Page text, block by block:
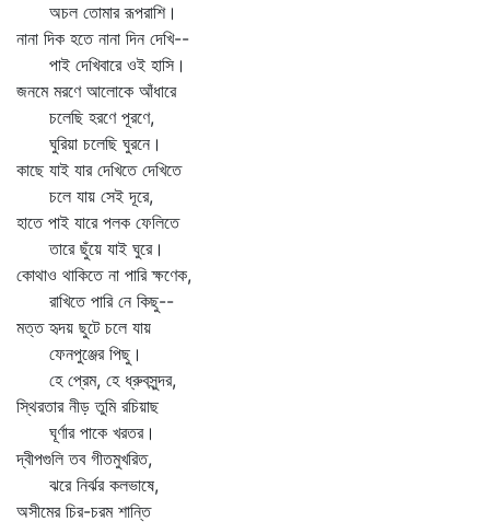
অচল তোমার রূপরাশি।
নানা দিক হতে নানা দিন দেখি--
পাই দেখিবারে ওই হাসি।
জনমে মরণে আলোকে আঁধারে
চলেছি হরণে পূরণে,
ঘুরিয়া চলেছি ঘুরনে।
কাছে যাই যার দেখিতে দেখিতে
চলে যায় সেই দূরে,
হাতে পাই যারে পলক ফেলিতে
তারে ছুঁয়ে যাই ঘুরে।
কোথাও থাকিতে না পারি ক্ষণেক,
রাখিতে পারি নে কিছু--
মত্ত হৃদয় ছুটে চলে যায়
ফেনপুঞ্জের পিছু।
হে প্রেম, হে ধ্রুবসুন্দর,
স্থিরতার নীড় তুমি রচিয়াছ
ঘূর্ণার পাকে খরতর।
দ্বীপগুলি তব গীতমুখরিত,
ঝরে নির্ঝর কলভাষে,
অসীমের চির-চরম শান্তি